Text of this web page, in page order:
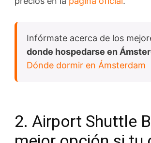
Infórmate acerca de los
donde hospedarse en
Dónde dormir en Ámsterdam
2. Airport Shuttle